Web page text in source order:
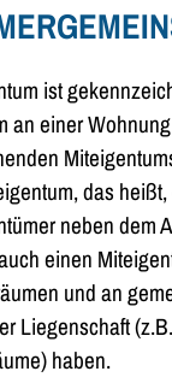
ist
an einer
das
neben dem
einen
und an
Liegenschaft
haben.